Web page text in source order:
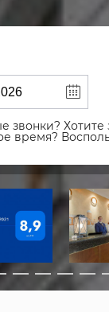
время?